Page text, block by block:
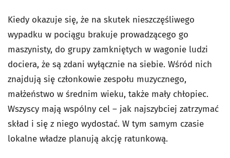
Kiedy okazuje się, że na skutek nieszczęśliwego
wypadku w pociągu brakuje prowadzącego go
maszynisty, do grupy zamkniętych w wagonie ludzi
dociera, że są zdani wyłącznie na siebie. Wśród nich
znajdują się członkowie zespołu muzycznego,
małżeństwo w średnim wieku, także mały chłopiec.
Wszyscy mają wspólny cel – jak najszybciej zatrzymać
skład i się z niego wydostać. W tym samym czasie
lokalne władze planują akcję ratunkową.